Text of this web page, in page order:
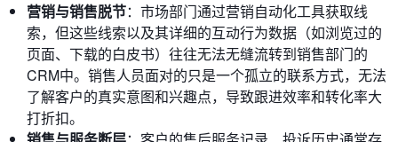
营销与销售脱节：市场部门通过营销自动化工具获取线
索，但这些线索以及其详细的互动行为数据（如浏览过的
页面、下载的白皮书）往往无法无缝流转到销售部门的
CRM中。销售人员面对的只是一个孤立的联系方式，无法
了解客户的真实意图和兴趣点，导致跟进效率和转化率大
打折扣。